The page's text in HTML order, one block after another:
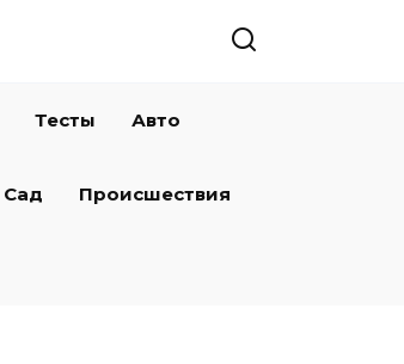
Тесты Авто
Сад Происшествия